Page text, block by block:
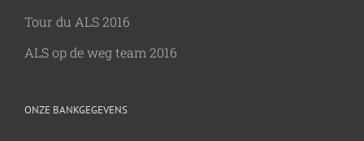
Tour du ALS 2016
ALS op de weg team 2016
ONZE BANKGEGEVENS